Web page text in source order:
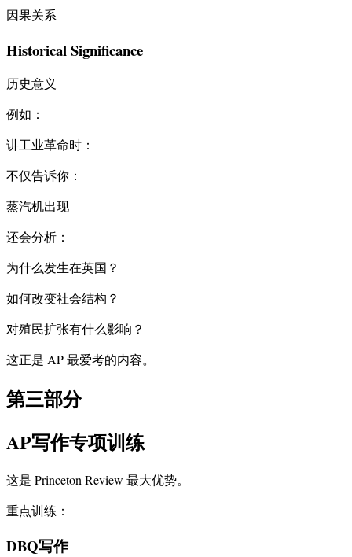
因果关系
Historical Significance
历史意义
例如：
讲工业革命时：
不仅告诉你：
蒸汽机出现
还会分析：
为什么发生在英国？
如何改变社会结构？
对殖民扩张有什么影响？
这正是 AP 最爱考的内容。
第三部分
AP写作专项训练
这是 Princeton Review 最大优势。
重点训练：
DBQ写作